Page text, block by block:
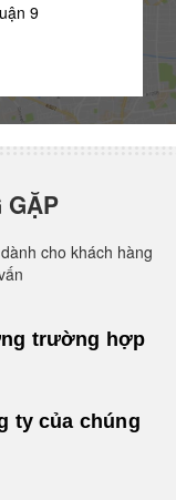
9
GẶP
cho khách hàng
trường hợp
ty của chúng